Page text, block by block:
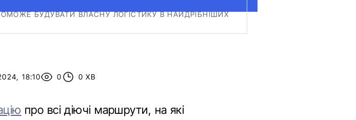
БУДУВАТИ ВЛАСНУ ЛОГІСТИКУ В НАЙДРІБНІШИХ
18:10 0 0 ХВ
про всі діючі маршрути, на які